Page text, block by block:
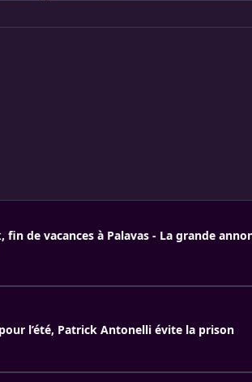
fin de vacances à Palavas - La grande
l’été, Patrick Antonelli évite la prison